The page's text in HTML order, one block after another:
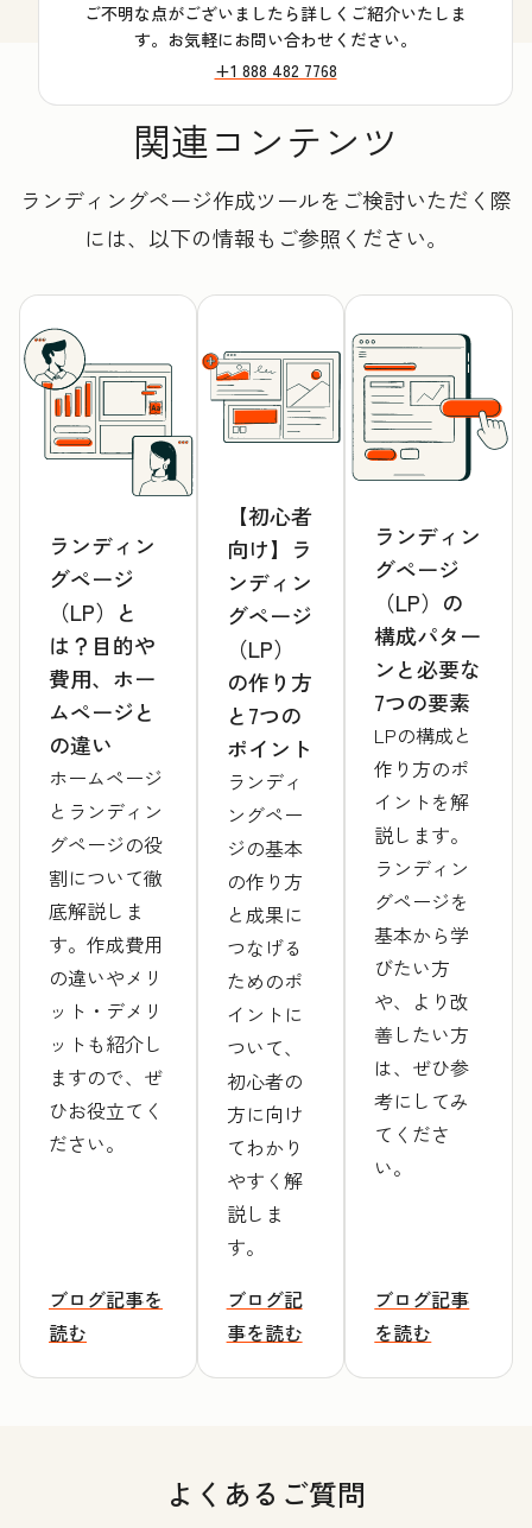
ご不明な点がございましたら詳しくご紹介いたしま
す。お気軽にお問い合わせください。
+1 888 482 7768
関連コンテンツ
ランディングページ作成ツールをご検討いただく際
には、以下の情報もご参照ください。
ランディン
グページ
（LP）と
は？目的や
費用、ホー
ムページと
の違い
ホームページ
とランディン
グページの役
割について徹
底解説しま
す。作成費用
の違いやメリ
ット・デメリ
ットも紹介し
ますので、ぜ
ひお役立てく
ださい。
ブログ記事を
読む
【初心者
向け】ラ
ンディン
グページ
（LP）
の作り方
と7つの
ポイント
ランディ
ングペー
ジの基本
の作り方
と成果に
つなげる
ためのポ
イントに
ついて、
初心者の
方に向け
てわかり
やすく解
説しま
す。
ブログ記
事を読む
ランディン
グページ
（LP）の
構成パター
ンと必要な
7つの要素
LPの構成と
作り方のポ
イントを解
説します。
ランディン
グページを
基本から学
びたい方
や、より改
善したい方
は、ぜひ参
考にしてみ
てくださ
い。
ブログ記事
を読む
よくあるご質問